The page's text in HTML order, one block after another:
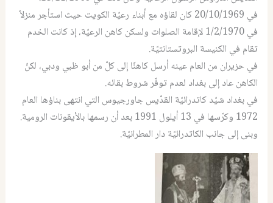
في 20/10/1969 كان لقاؤه مع أبناء رعيّة الكويت حيث استأجر منزلاً
في 1/2/1970 لإقامة الصلوات ولسكن كاهن الرعيّة، إذ كانت الخدم
تقام في الكنيسة البروتستانتيّة.
في حزيران من العام عينه أرسل كاهنًا إلى كلّ من أبو ظبي ودبي، لكنّ
الكاهن عاد إلى بغداد لعدم توفّر شروط بقائه.
في بغداد شيّد كاتدرائيّة القدّيس جاورجيوس التي انتهى بناؤها العام
1972 وكرّسها في 13 أيلول 1991 بعد أن رسمها بالأيقونات الرومية.
وبنى إلى جانب الكاتدرائيّة دار المطرانيّة.